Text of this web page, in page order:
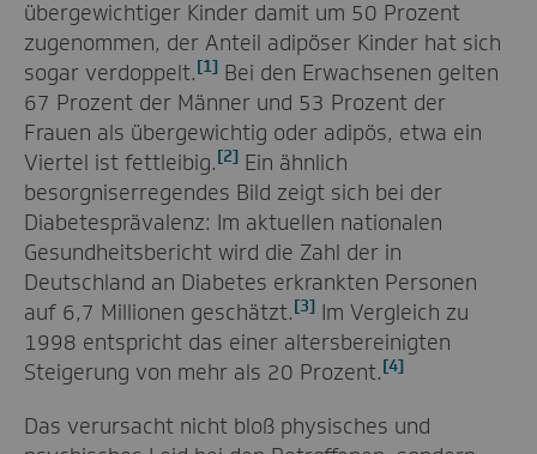
übergewichtiger Kinder damit um 50 Prozent
zugenommen, der Anteil adipöser Kinder hat sich
sogar verdoppelt.[1] Bei den Erwachsenen gelten
67 Prozent der Männer und 53 Prozent der
Frauen als übergewichtig oder adipös, etwa ein
Viertel ist fettleibig.[2] Ein ähnlich
besorgniserregendes Bild zeigt sich bei der
Diabetesprävalenz: Im aktuellen nationalen
Gesundheitsbericht wird die Zahl der in
Deutschland an Diabetes erkrankten Personen
auf 6,7 Millionen geschätzt.[3] Im Vergleich zu
1998 entspricht das einer altersbereinigten
Steigerung von mehr als 20 Prozent.[4]
Das verursacht nicht bloß physisches und